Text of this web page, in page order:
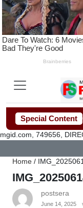
Special Content
Gerak
mgid.com, 749656,
Home /
postsera
June 14, 2025